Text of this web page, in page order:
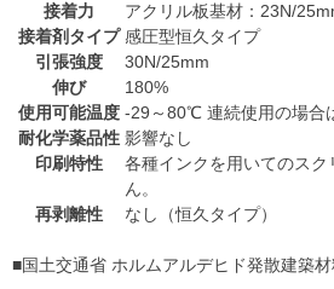
接着力
アクリル板基材：23N/
接着剤タイプ 感圧型恒久タイプ
引張強度
30N/25mm
伸び
180%
使用可能温度 -29～80℃ 連続使用の場合
耐化学薬品性 影響なし
印刷特性
各種インクを用いてのス
ん。
再剥離性
なし（恒久タイプ）
■国土交通省 ホルムアルデヒド発散建築